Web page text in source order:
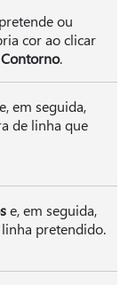
ou
cor ao clicar
.
em seguida,
de linha que
e, em seguida,
pretendido.